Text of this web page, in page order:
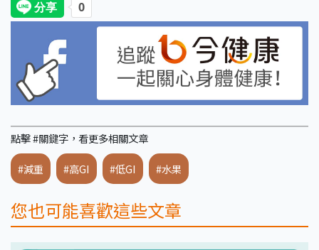
點擊 #關鍵字，看更多相關文章
#減重 #高GI #低GI #水果
您也可能喜歡這些文章